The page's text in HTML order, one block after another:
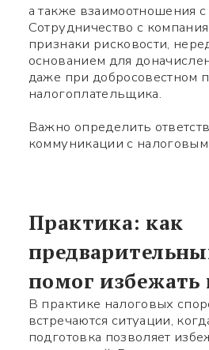
а также взаимоотношения с
Сотрудничество с
признаки рисковости,
основанием для
даже при добросовестном
налогоплательщика.
Важно определить
коммуникации с
Практика: как
помог
В практике налоговых
встречаются ситуации,
подготовка позволяет
Имя *
Номер телефона *
Заполните
после чего
добавить меня в